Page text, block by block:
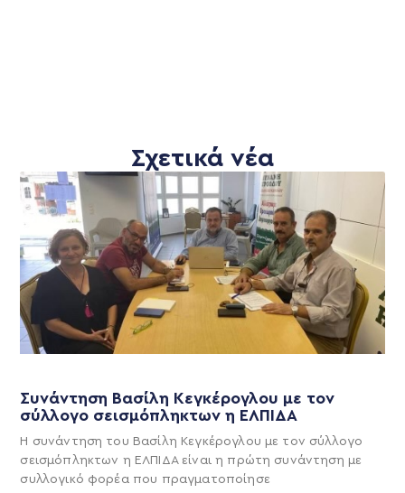
Σχετικά νέα
Συνάντηση Βασίλη Κεγκέρογλου με τον
σύλλογο σεισμόπληκτων η ΕΛΠΙΔΑ
Η συνάντηση του Βασίλη Κεγκέρογλου με τον σύλλογο
σεισμόπληκτων η ΕΛΠΙΔΑ είναι η πρώτη συνάντηση με
συλλογικό φορέα που πραγματοποίησε